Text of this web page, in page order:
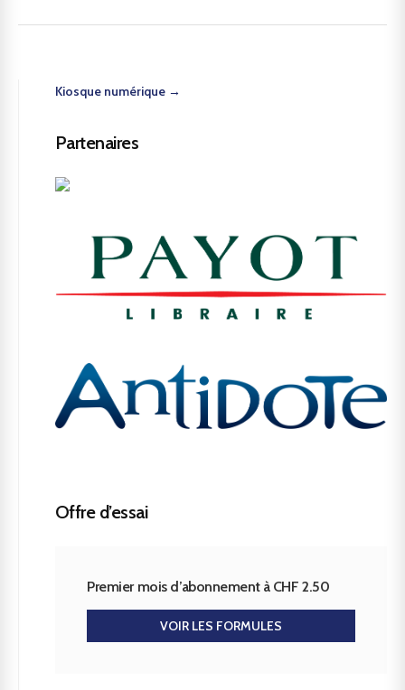
Kiosque numérique →
Partenaires
Offre d’essai
Premier mois d’abonnement à CHF 2.50
VOIR LES FORMULES